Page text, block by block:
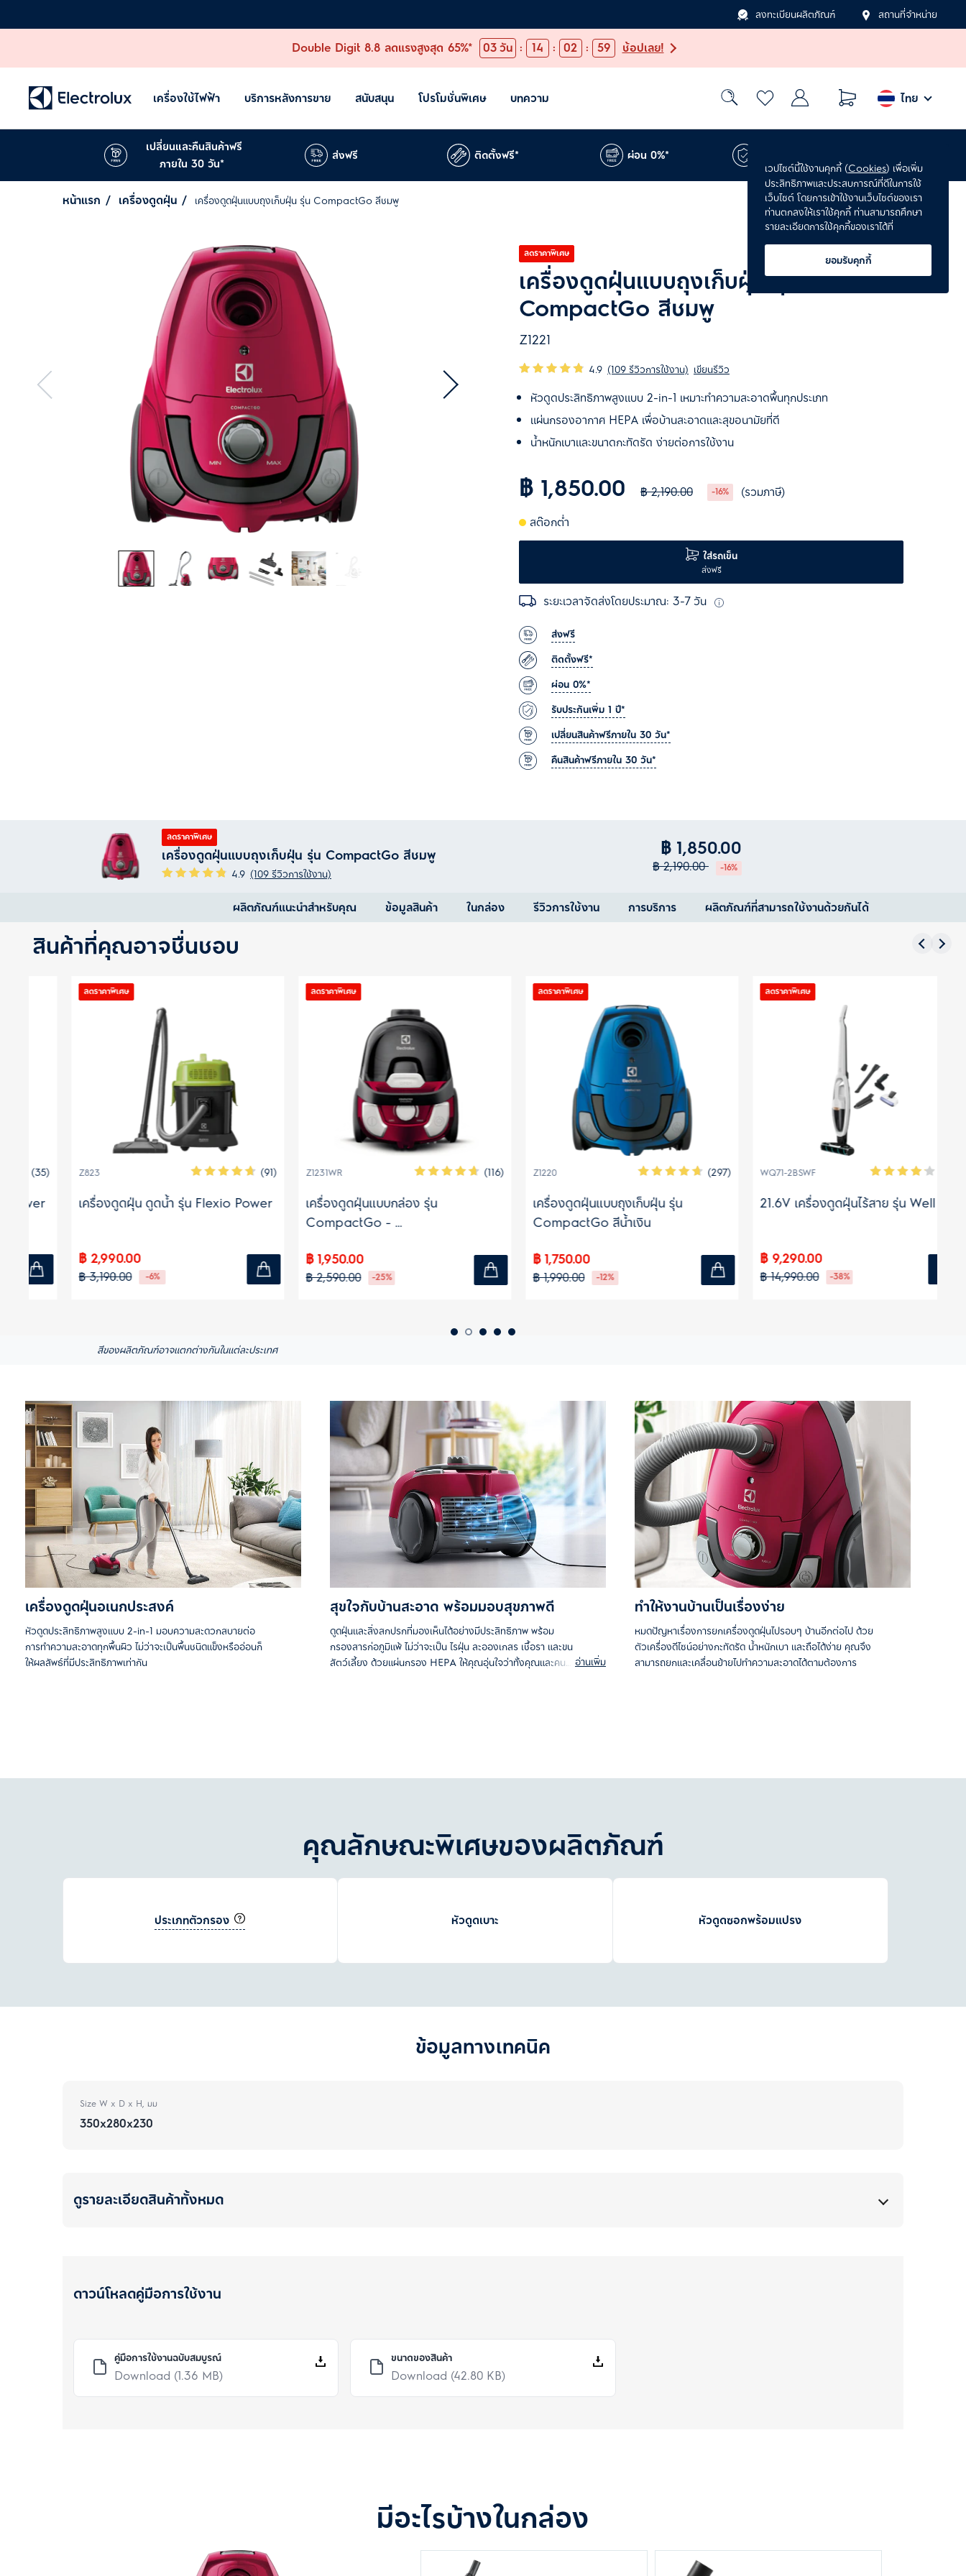
ลงทะเบียนผลิตภัณฑ์ สถานที่จำหน่าย
Double Digit 8.8 ลดแรงสูงสุด 65%* 03วัน : 14 : 02 : 58 ช้อปเลย!
เครื่องใช้ไฟฟ้า บริการหลังการขาย สนับสนุน โปรโมชั่นพิเศษ บทความ ไทย
เปลี่ยนและคืนสินค้าฟรี
ภายใน 30 วัน*
ส่งฟรี ติดตั้งฟรี* ผ่อน 0%*
หน้าแรก เครื่องดูดฝุ่น เครื่องดูดฝุ่นแบบถุงเก็บฝุ่น รุ่น CompactGo สีชมพู
ลดราคาพิเศษ
เครื่องดูดฝุ่นแบบถุงเก็บฝุ่น รุ่น
CompactGo สีชมพู
Z1221
4.9 (109 รีวิวการใช้งาน) เขียนรีวิว
หัวดูดประสิทธิภาพสูงแบบ 2-in-1 เหมาะทำความสะอาดพื้นทุกประเภท
แผ่นกรองอากาศ HEPA เพื่อบ้านสะอาดและสุขอนามัยที่ดี
น้ำหนักเบาและขนาดกะทัดรัด ง่ายต่อการใช้งาน
฿ 1,850.00 ฿ 2,190.00 -16%
(รวมภาษี)
สต๊อกต่ำ
ใส่รถเข็น
ส่งฟรี
ระยะเวลาจัดส่งโดยประมาณ: 3-7 วัน
ส่งฟรี
ติดตั้งฟรี*
ผ่อน 0%*
รับประกันเพิ่ม 1 ปี*
เปลี่ยนสินค้าฟรีภายใน 30 วัน*
คืนสินค้าฟรีภายใน 30 วัน*
ลดราคาพิเศษ
เครื่องดูดฝุ่นแบบถุงเก็บฝุ่น รุ่น CompactGo สีชมพู
4.9 (109 รีวิวการใช้งาน)
฿ 1,850.00
฿ 2,190.00 -16%
ผลิตภัณฑ์แนะนำสำหรับคุณ ข้อมูลสินค้า ในกล่อง รีวิวการใช้งาน การบริการ ผลิตภัณฑ์ที่สามารถใช้งานด้วยกันได้
สินค้าที่คุณอาจชื่นชอบ
ลดราคาพิเศษ
Z823 (91)
เครื่องดูดฝุ่น ดูดน้ำ รุ่น Flexio Power
฿ 2,990.00
฿ 3,190.00 -6%
ลดราคาพิเศษ
Z1231WR (116)
เครื่องดูดฝุ่นแบบกล่อง รุ่น
CompactGo -
฿ 1,950.00
฿ 2,590.00 -25%
ลดราคาพิเศษ
Z1220 (297)
เครื่องดูดฝุ่นแบบถุงเก็บฝุ่น รุ่น
CompactGo สีน้ำเงิน
฿ 1,750.00
฿ 1,990.00 -12%
ลดราคาพิเศษ
WQ71-2BSWF (36)
21.6V เครื่องดูดฝุ่นไร้สาย รุ่น Well Q7P
฿ 9,290.00
฿ 14,990.00 -38%
สีของผลิตภัณฑ์อาจแตกต่างกันในแต่ละประเทศ
เครื่องดูดฝุ่นอเนกประสงค์
หัวดูดประสิทธิภาพสูงแบบ 2-in-1 มอบความสะดวกสบายต่อ
การทำความสะอาดทุกพื้นผิว ไม่ว่าจะเป็นพื้นชนิดแข็งหรืออ่อนก็
ให้ผลลัพธ์ที่มีประสิทธิภาพเท่ากัน
สุขใจกับบ้านสะอาด พร้อมมอบสุขภาพดี
ดูดฝุ่นและสิ่งสกปรกที่มองเห็นได้อย่างมีประสิทธิภาพ พร้อม
กรองสารก่อภูมิแพ้ ไม่ว่าจะเป็น ไรฝุ่น ละอองเกสร เชื้อรา และขน
สัตว์เลี้ยง ด้วยแผ่นกรอง HEPA ให้คุณอุ่นใจว่าทั้งคุณและคนที่ อ่านเพิ่ม
ทำให้งานบ้านเป็นเรื่องง่าย
หมดปัญหาเรื่องการยกเครื่องดูดฝุ่นไปรอบๆ บ้านอีกต่อไป ด้วย
ตัวเครื่องดีไซน์อย่างกะทัดรัด น้ำหนักเบา และถือได้ง่าย คุณจึง
สามารถยกและเคลื่อนย้ายไปทำความสะอาดได้ตามต้องการ
คุณลักษณะพิเศษของผลิตภัณฑ์
ประเภทตัวกรอง หัวดูดเบาะ หัวดูดซอกพร้อมแปรง
ข้อมูลทางเทคนิค
Size W x D x H, มม
350x280x230
ดูรายละเอียดสินค้าทั้งหมด
ดาวน์โหลดคู่มือการใช้งาน
คู่มือการใช้งานฉบับสมบูรณ์
Download (1.36 MB)
ขนาดของสินค้า
Download (42.80 KB)
มีอะไรบ้างในกล่อง
เวปไซต์นี้ใช้งานคุกกี้ (Cookies) เพื่อเพิ่ม
ประสิทธิภาพและประสบการณ์ที่ดีในการใช้
เว็บไซต์ โดยการเข้าใช้งานเว็บไซต์ของเรา
ท่านตกลงให้เราใช้คุกกี้ ท่านสามารถศึกษา
รายละเอียดการใช้คุกกี้ของเราได้ที่
ยอมรับคุกกี้